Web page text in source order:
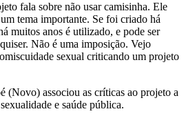
fala sobre não usar camisinha. Ele
tema importante. Se foi criado há
muitos anos é utilizado, e pode ser
Não é uma imposição. Vejo
sexual criticando um projeto
(Novo) associou as críticas ao projeto a
e saúde pública.